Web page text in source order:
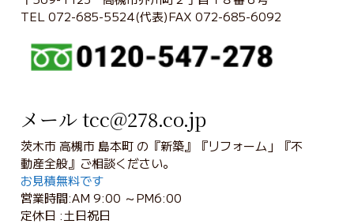
TEL 072-685-5524(代表)FAX 072-685-6092
メール tcc@278.co.jp
茨木市 高槻市 島本町 の『新築』『リフォーム」『不
動産全般』ご相談ください。
お見積無料です
営業時間:AM 9:00 ～PM6:00
定休日 :土日祝日